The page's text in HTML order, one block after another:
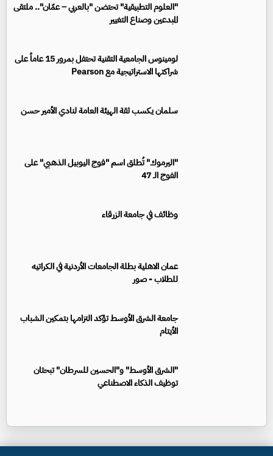
"العلوم التطبيقية" تحتضن "بالعربي – عمّان".. ملتقى
المبدعين وصناع التغيير
لومينوس الجامعية التقنية تحتفل بمرور 15 عاماً على
شراكتها الاستراتيجية مع Pearson
سلمان يكسب ثقة الهيئة العامة لنادي الأمير حسن
"اليرموك" تُطلق اسم "فوج اليوبيل الذهبي" على
الفوج الـ 47
وظائف في جامعة الزرقاء
عمان الاهلية بطلة الجامعات الأردنية في الكراتيه
للطلاب - صور
جامعة الشرق الأوسط تؤكد التزامها بتمكين الشباب
الأيتام
"الشرق الأوسط" و"الحسين للسرطان" تبحثان
توظيف الذكاء الاصطناعي